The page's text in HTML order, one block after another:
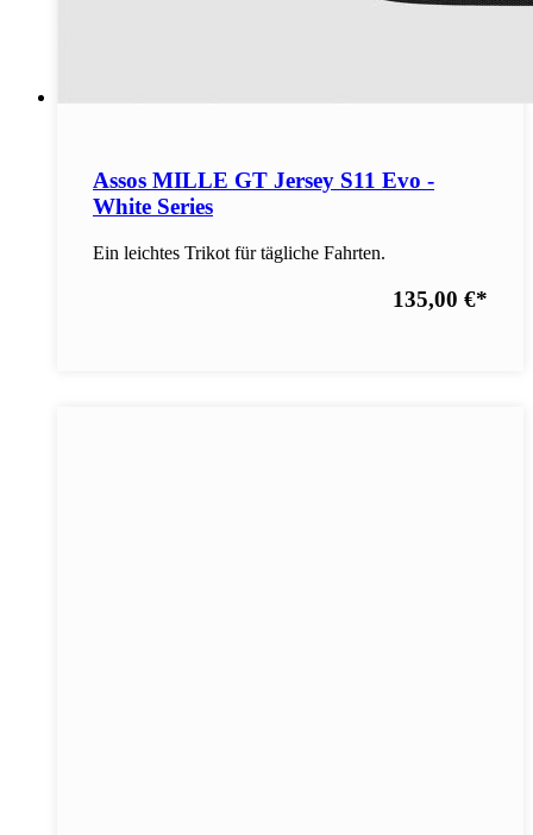
Assos MILLE GT Jersey S11 Evo -
White Series
Ein leichtes Trikot für tägliche Fahrten.
135,00 €*